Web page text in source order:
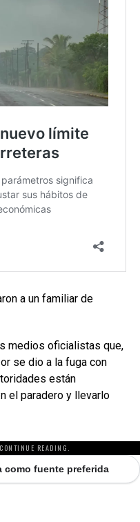
a un familiar de
medios oficialistas que,
se dio a la fuga con
están
el paradero y llevarlo
READING.
como fuente preferida